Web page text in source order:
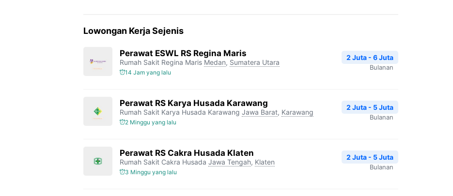
Lowongan Kerja Sejenis
Perawat ESWL RS Regina Maris
Rumah Sakit Regina Maris Medan, Sumatera Utara
14 Jam yang lalu
2 Juta - 6 Juta
Bulanan
Perawat RS Karya Husada Karawang
Rumah Sakit Karya Husada Karawang Jawa Barat, Karawang
2 Minggu yang lalu
2 Juta - 5 Juta
Bulanan
Perawat RS Cakra Husada Klaten
Rumah Sakit Cakra Husada Jawa Tengah, Klaten
3 Minggu yang lalu
2 Juta - 5 Juta
Bulanan